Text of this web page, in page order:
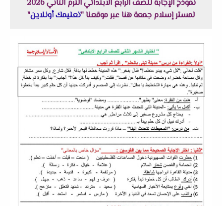
نموذج الإجابة للصف الرابع الابتدائي الترم الثاني 2026
لمستر إسلام جمعة هنا عبر موقعنا "تعليمك أونلاين"